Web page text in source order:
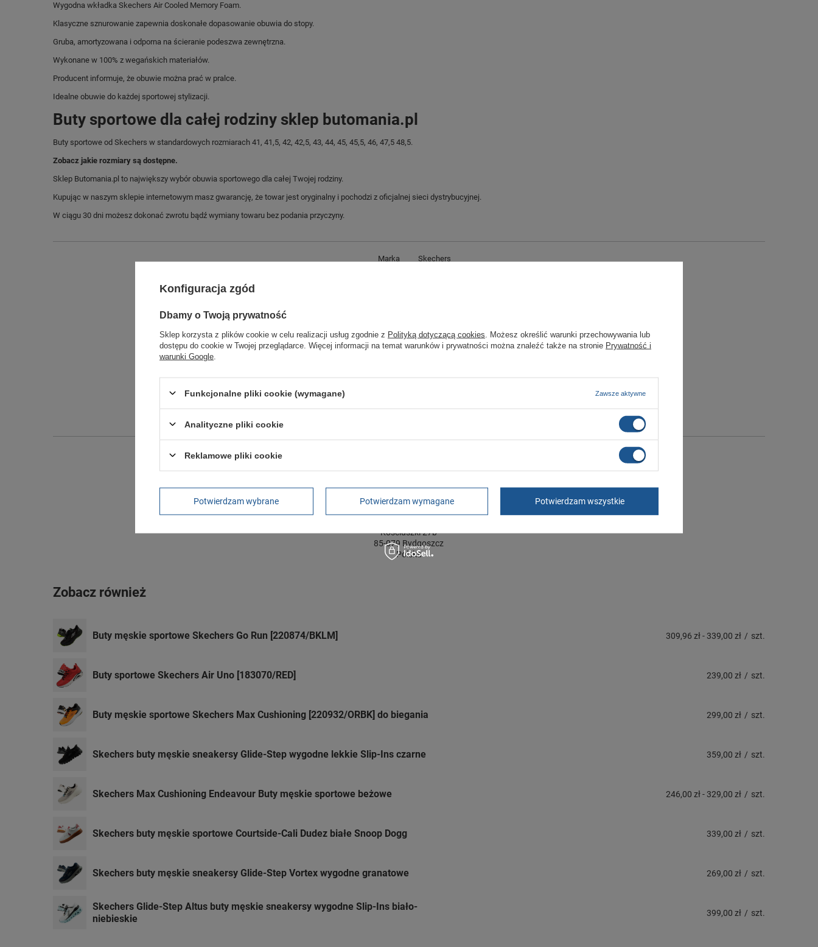
Wygodna wkładka Skechers Air Cooled Memory Foam.
Klasyczne sznurowanie zapewnia doskonałe dopasowanie obuwia do stopy.
Gruba, amortyzowana i odporna na ścieranie podeszwa zewnętrzna.
Wykonane w 100% z wegańskich materiałów.
Producent informuje, że obuwie można prać w pralce.
Idealne obuwie do każdej sportowej stylizacji.
Buty sportowe dla całej rodziny sklep butomania.pl
Buty sportowe od Skechers w standardowych rozmiarach 41, 41,5, 42, 42,5, 43, 44, 45, 45,5, 46, 47,5 48,5.
Zobacz jakie rozmiary są dostępne.
Sklep Butomania.pl to największy wybór obuwia sportowego dla całej Twojej rodziny.
Kupując w naszym sklepie internetowym masz gwarancję, że towar jest oryginalny i pochodzi z oficjalnej sieci dystrybucyjnej.
W ciągu 30 dni możesz dokonać zwrotu bądź wymiany towaru bez podania przyczyny.
Marka Skechers
Zapięcie sznurowane
Szerokość towaru w centymetrach
2 lata
rękojmia wyłączona dla przedsiębiorców
Kościuszki 27b
85-079 Bydgoszcz
Polska
Zobacz również
Buty męskie sportowe Skechers Go Run [220874/BKLM] 309,96 zł- 339,00 zł / szt.
Buty sportowe Skechers Air Uno [183070/RED] 239,00 zł / szt.
Buty męskie sportowe Skechers Max Cushioning [220932/ORBK] do biegania 299,00 zł / szt.
Skechers buty męskie sneakersy Glide-Step wygodne lekkie Slip-Ins czarne 359,00 zł / szt.
Skechers Max Cushioning Endeavour Buty męskie sportowe beżowe 246,00 zł- 329,00 zł / szt.
Skechers buty męskie sportowe Courtside-Cali Dudez białe Snoop Dogg 339,00 zł / szt.
Skechers buty męskie sneakersy Glide-Step Vortex wygodne granatowe 269,00 zł / szt.
Skechers Glide-Step Altus buty męskie sneakersy wygodne Slip-Ins biało-
niebieskie
399,00 zł / szt.
Konfiguracja zgód
Dbamy o Twoją prywatność
Sklep korzysta z plików cookie w celu realizacji usług zgodnie z Polityką dotyczącą cookies . Możesz określić warunki przechowywania lub
dostępu do cookie w Twojej przeglądarce. Więcej informacji na temat warunków i prywatności można znaleźć także na stronie Prywatność i
warunki Google
Funkcjonalne pliki cookie (wymagane) Zawsze aktywne
Analityczne pliki cookie
Reklamowe pliki cookie
Potwierdzam wybrane Potwierdzam wymagane Potwierdzam wszystkie